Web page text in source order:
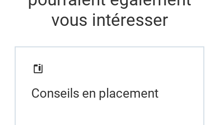
vous intéresser
Conseils en placement